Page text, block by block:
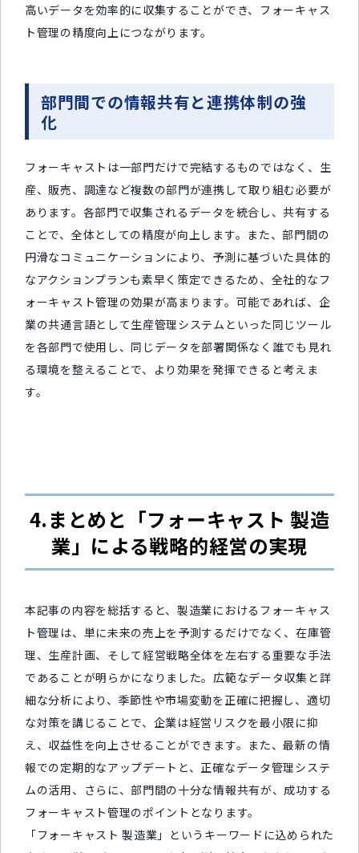
高いデータを効率的に収集することができ、フォーキャス
ト管理の精度向上につながります。
部門間での情報共有と連携体制の強
化
フォーキャストは一部門だけで完結するものではなく、生
産、販売、調達など複数の部門が連携して取り組む必要が
あります。各部門で収集されるデータを統合し、共有する
ことで、全体としての精度が向上します。また、部門間の
円滑なコミュニケーションにより、予測に基づいた具体的
なアクションプランも素早く策定できるため、全社的なフ
ォーキャスト管理の効果が高まります。可能であれば、企
業の共通言語として生産管理システムといった同じツール
を各部門で使用し、同じデータを部署関係なく誰でも見れ
る環境を整えることで、より効果を発揮できると考えま
す。
4.まとめと「フォーキャスト 製造
業」による戦略的経営の実現
本記事の内容を総括すると、製造業におけるフォーキャス
ト管理は、単に未来の売上を予測するだけでなく、在庫管
理、生産計画、そして経営戦略全体を左右する重要な手法
であることが明らかになりました。広範なデータ収集と詳
細な分析により、季節性や市場変動を正確に把握し、適切
な対策を講じることで、企業は経営リスクを最小限に抑
え、収益性を向上させることができます。また、最新の情
報での定期的なアップデートと、正確なデータ管理システ
ムの活用、さらに、部門間の十分な情報共有が、成功する
フォーキャスト管理のポイントとなります。
「フォーキャスト 製造業」というキーワードに込められた